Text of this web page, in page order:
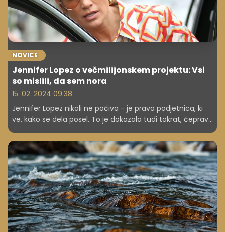
NOVICE
Jennifer Lopez o večmilijonskem projektu: Vsi
so mislili, da sem nora
15. 02. 2024 09.38
Jennifer Lopez nikoli ne počiva - je prava podjetnica, ki
ve, kako se dela posel. To je dokazala tudi tokrat, čeprav
opekla.